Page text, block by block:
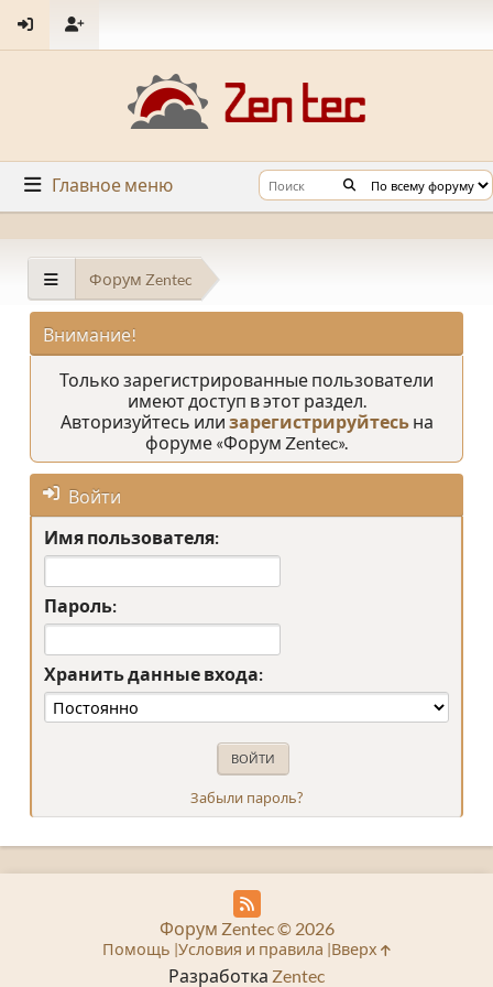
Главное меню
Форум Zentec
Внимание!
Только зарегистрированные пользователи
имеют доступ в этот раздел.
Авторизуйтесь или зарегистрируйтесьна
форуме «Форум Zentec».
Войти
Имя пользователя:
Пароль:
Хранить данные входа:
Забыли пароль?
Разработка Zentec
Форум Zentec © 2026
Помощь Условия и правила Вверх